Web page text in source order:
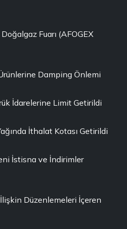
Fuarı (AFOGEX
Damping Önlemi
İdarelerine Limit Getirildi
İthalat Kotası Getirildi
İstisna ve İndirimler
Düzenlemeleri İçeren